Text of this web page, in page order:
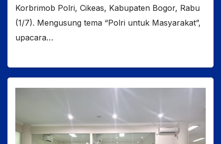
Korbrimob Polri, Cikeas, Kabupaten Bogor, Rabu
(1/7). Mengusung tema “Polri untuk Masyarakat”,
upacara…